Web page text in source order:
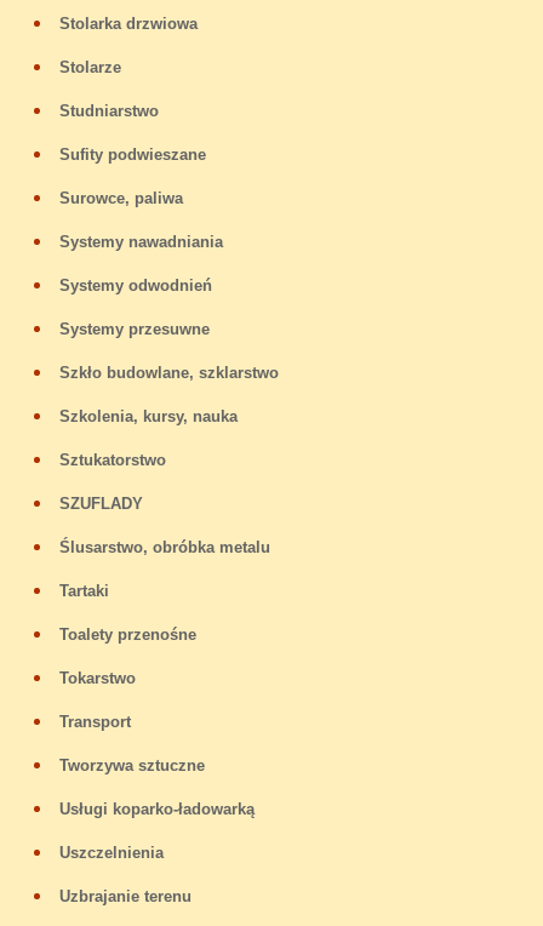
Stolarka drzwiowa
Stolarze
Studniarstwo
Sufity podwieszane
Surowce, paliwa
Systemy nawadniania
Systemy odwodnień
Systemy przesuwne
Szkło budowlane, szklarstwo
Szkolenia, kursy, nauka
Sztukatorstwo
SZUFLADY
Ślusarstwo, obróbka metalu
Tartaki
Toalety przenośne
Tokarstwo
Transport
Tworzywa sztuczne
Usługi koparko-ładowarką
Uszczelnienia
Uzbrajanie terenu